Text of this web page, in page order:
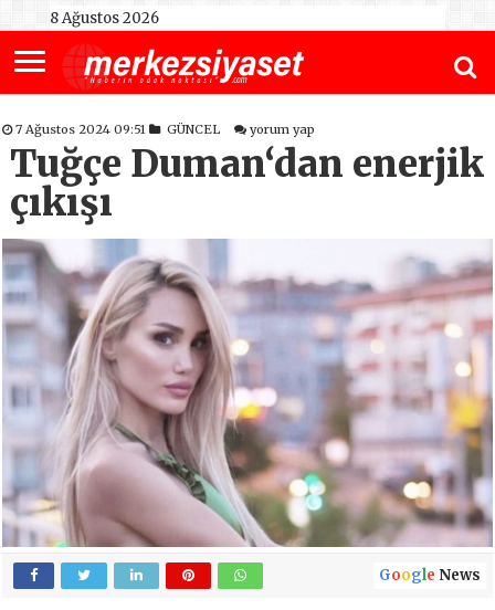
8 Ağustos 2026
7 Ağustos 2024 09:51 GÜNCEL yorum yap
Tuğçe Duman‘dan enerjik
çıkışı
Google News